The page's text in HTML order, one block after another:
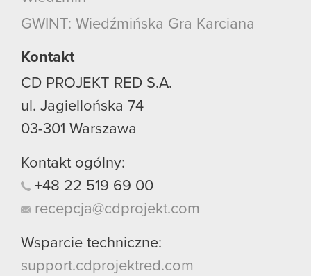
GWINT: Wiedźmińska Gra Karciana
Kontakt
CD PROJEKT RED S.A.
ul. Jagiellońska 74
03-301 Warszawa
Kontakt ogólny:
+48 22 519 69 00
recepcja@cdprojekt.com
Wsparcie techniczne:
support.cdprojektred.com